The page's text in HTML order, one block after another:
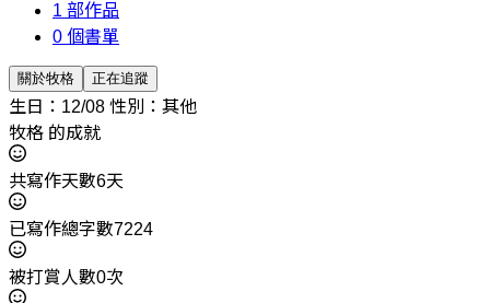
1 部作品
0 個書單
關於牧格 正在追蹤
生日：12/08 性別：其他
牧格 的成就
共寫作天數6天
已寫作總字數7224
被打賞人數0次